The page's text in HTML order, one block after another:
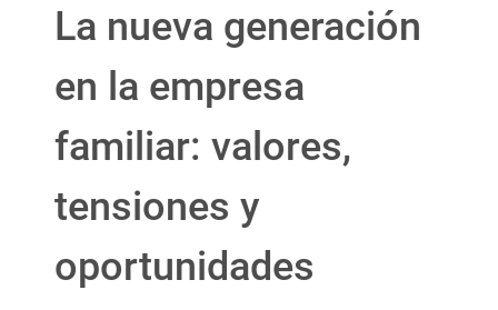
La nueva generación
en la empresa
familiar: valores,
tensiones y
oportunidades